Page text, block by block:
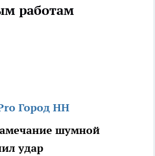
работам
Город НН
шумной
удар